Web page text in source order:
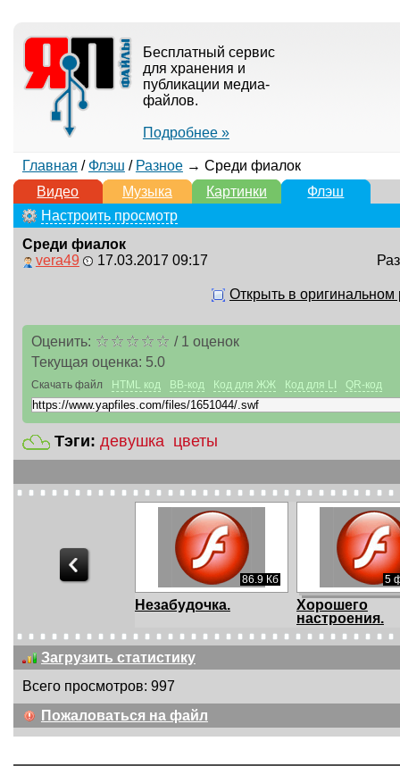
Бесплатный сервис
для хранения и
публикации медиа-
файлов.
Подробнее »
Главная / Флэш / Разное→ Среди фиалок
Видео
Музыка Картинки
Флэш
Настроить просмотр
Среди фиалок
vera49
17.03.2017 09:17
Открыть в оригинальном
Оценить: / 1 оценок
Текущая оценка: 5.0
Скачать файл HTML код BB-код Код для ЖЖ Код для LI QR-код
Тэги: девушка цветы
86.9 Кб
Незабудочка.
5
Хорошего
настроения.
3.11 Мб
ГАРМОНЬ В деревне.
Загрузить статистику
Всего просмотров: 997
Пожаловаться на файл